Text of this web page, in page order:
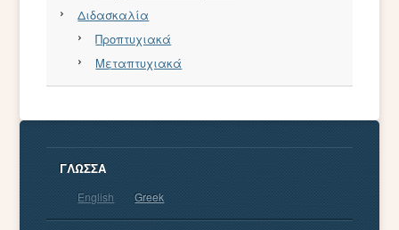
Διδασκαλία
Προπτυχιακά
Μεταπτυχιακά
ΓΛΏΣΣΑ
English Greek